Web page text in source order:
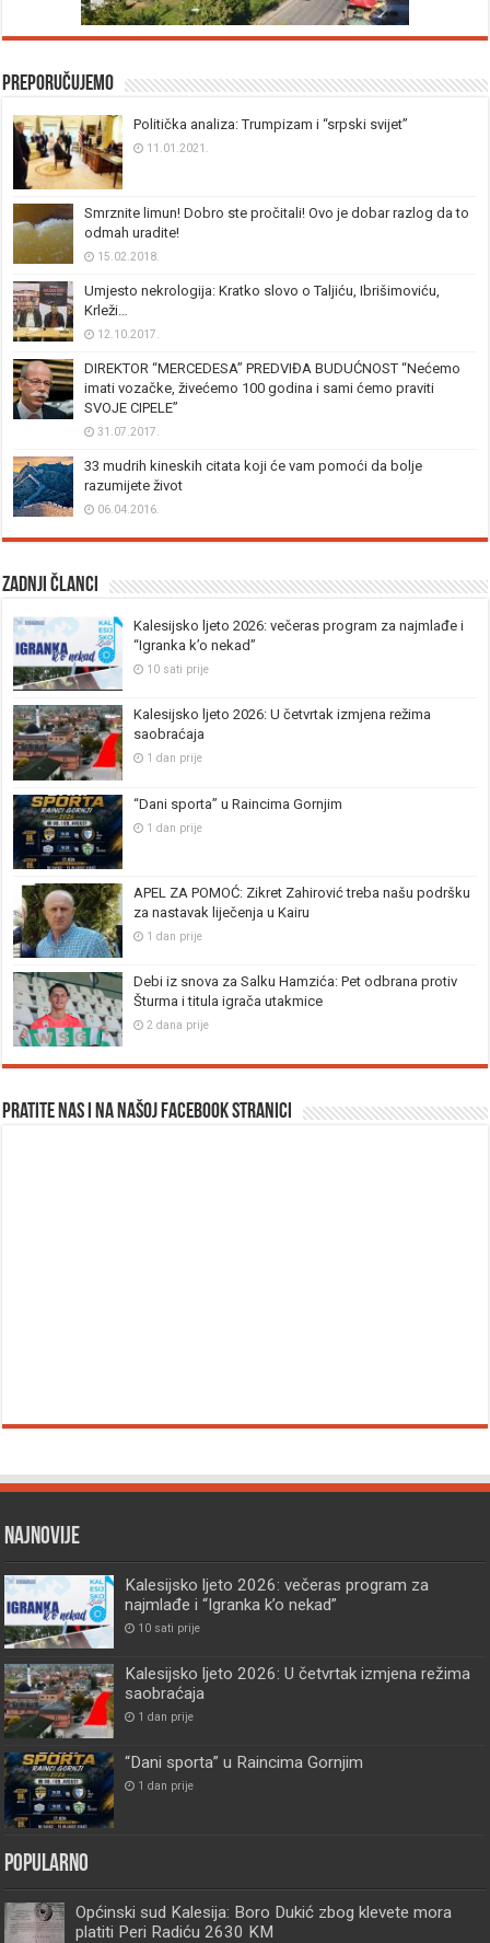
Preporučujemo
Politička analiza: Trumpizam i “srpski svijet”
11.01.2021.
Smrznite limun! Dobro ste pročitali! Ovo je dobar razlog da to
odmah uradite!
15.02.2018.
Umjesto nekrologija: Kratko slovo o Taljiću, Ibrišimoviću,
Krleži…
12.10.2017.
DIREKTOR “MERCEDESA” PREDVIĐA BUDUĆNOST “Nećemo
imati vozačke, živećemo 100 godina i sami ćemo praviti
SVOJE CIPELE”
31.07.2017.
33 mudrih kineskih citata koji će vam pomoći da bolje
razumijete život
06.04.2016.
Zadnji članci
Kalesijsko ljeto 2026: večeras program za najmlađe i
“Igranka k’o nekad”
10 sati prije
Kalesijsko ljeto 2026: U četvrtak izmjena režima
saobraćaja
1 dan prije
“Dani sporta” u Raincima Gornjim
1 dan prije
APEL ZA POMOĆ: Zikret Zahirović treba našu podršku
za nastavak liječenja u Kairu
1 dan prije
Debi iz snova za Salku Hamzića: Pet odbrana protiv
Šturma i titula igrača utakmice
2 dana prije
Pratite nas i na našoj facebook stranici
Najnovije
Kalesijsko ljeto 2026: večeras program za
najmlađe i “Igranka k’o nekad”
10 sati prije
Kalesijsko ljeto 2026: U četvrtak izmjena režima
saobraćaja
1 dan prije
“Dani sporta” u Raincima Gornjim
1 dan prije
Popularno
Općinski sud Kalesija: Boro Dukić zbog klevete mora
platiti Peri Radiću 2630 KM